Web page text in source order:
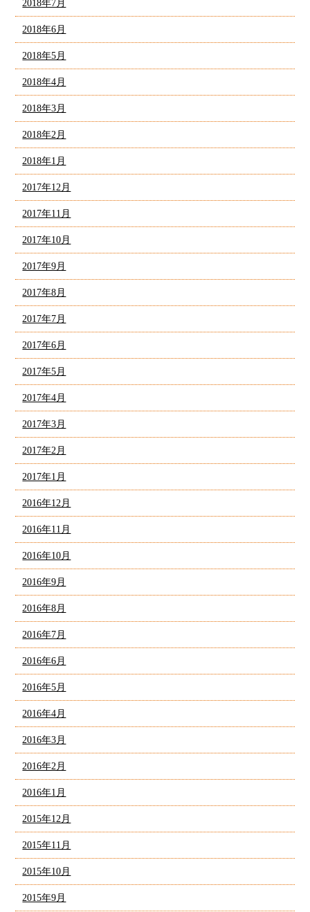
2018年7月
2018年6月
2018年5月
2018年4月
2018年3月
2018年2月
2018年1月
2017年12月
2017年11月
2017年10月
2017年9月
2017年8月
2017年7月
2017年6月
2017年5月
2017年4月
2017年3月
2017年2月
2017年1月
2016年12月
2016年11月
2016年10月
2016年9月
2016年8月
2016年7月
2016年6月
2016年5月
2016年4月
2016年3月
2016年2月
2016年1月
2015年12月
2015年11月
2015年10月
2015年9月